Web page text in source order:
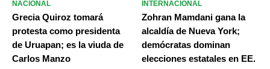
NACIONAL
Grecia Quiroz tomará
protesta como presidenta
de Uruapan; es la viuda de
Carlos Manzo
INTERNACIONAL
Zohran Mamdani gana la
alcaldía de Nueva York;
demócratas dominan
elecciones estatales en EE.